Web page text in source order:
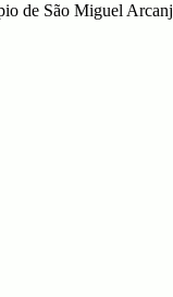
de São Miguel